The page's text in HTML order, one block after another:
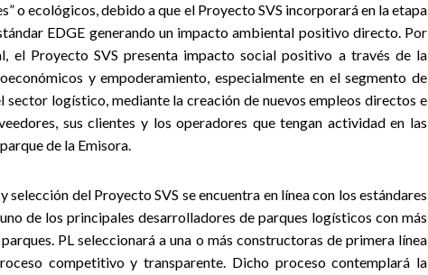
o ecológicos, debido a que el Proyecto SVS incorporará en la etapa
EDGE generando un impacto ambiental positivo directo. Por
el Proyecto SVS presenta impacto social positivo a través de la
y empoderamiento, especialmente en el segmento de
sector logístico, mediante la creación de nuevos empleos directos e
sus clientes y los operadores que tengan actividad en las
de la Emisora.
selección del Proyecto SVS se encuentra en línea con los estándares
de los principales desarrolladores de parques logísticos con más
PL seleccionará a una o más constructoras de primera línea
competitivo y transparente. Dicho proceso contemplará la